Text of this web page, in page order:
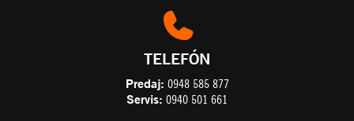
TELEFÓN
Predaj: 0948 585 877
Servis: 0940 501 661